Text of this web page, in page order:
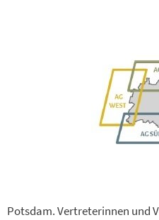
Potsdam. Vertreterinnen und